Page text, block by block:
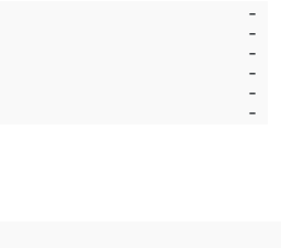
-
-
-
-
-
-